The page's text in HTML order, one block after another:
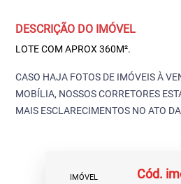
DESCRIÇÃO DO IMÓVEL
LOTE COM APROX 360M².
CASO HAJA FOTOS DE IMÓVEIS À
MOBÍLIA, NOSSOS CORRETORES
MAIS ESCLARECIMENTOS NO ATO
IMÓVEL Cód.